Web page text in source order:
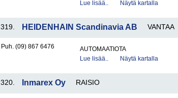
Lue lisää..
Näytä kartalla
319. HEIDENHAIN Scandinavia AB VANTAA
Puh. (09) 867 6476
AUTOMAATIOTA
Lue lisää..
Näytä kartalla
320. Inmarex Oy RAISIO